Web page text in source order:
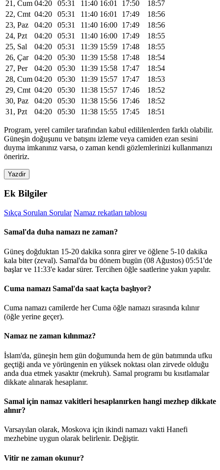
21, Cum 04:20 05:31 11:40 16:01 17:50
18:57
22, Cmt 04:20 05:31 11:40 16:01 17:49
18:56
23, Paz
04:20 05:31 11:40 16:00 17:49
18:56
24, Pzt
04:20 05:31 11:40 16:00 17:49
18:55
25, Sal
04:20 05:31 11:39 15:59 17:48
18:55
26, Çar
04:20 05:30 11:39 15:58 17:48
18:54
27, Per
04:20 05:30 11:39 15:58 17:47
18:54
28, Cum 04:20 05:30 11:39 15:57 17:47
18:53
29, Cmt 04:20 05:30 11:38 15:57 17:46
18:52
30, Paz
04:20 05:30 11:38 15:56 17:46
18:52
31, Pzt
04:20 05:30 11:38 15:55 17:45 18:51
Program, yerel camiler tarafından kabul edililenlerden farklı olabilir.
Güneşin doğuşunu ve batışını izleme veya camiden ezan sesini
duyma imkanınız varsa, o zaman kendi gözlemlerinizi kullanmanızı
öneririz.
Yazdir
Ek Bilgiler
Sıkça Sorulan Sorular Namaz rekatları tablosu
Samal'da duha namazı ne zaman?
Güneş doğduktan 15-20 dakika sonra girer ve öğlene 5-10 dakika
kala biter (zeval). Samal'da bu dönem bugün (08 Ağustos) 05:51'de
başlar ve 11:33'e kadar sürer. Tercihen öğle saatlerine yakın yapılır.
Cuma namazı Samal'da saat kaçta başlıyor?
Cuma namazı camilerde her Cuma öğle namazı sırasında kılınır
(öğle yerine geçer).
Namaz ne zaman kılınmaz?
İslam'da, güneşin hem gün doğumunda hem de gün batımında ufku
geçtiği anda ve yörüngenin en yüksek noktası olan zirvede olduğu
anda dua etmek yasaktır (mekruh). Samal programı bu kısıtlamalar
dikkate alınarak hesaplanır.
Samal için namaz vakitleri hesaplanırken hangi mezhep dikkate
alınır?
Varsayılan olarak, Moskova için ikindi namazı vakti Hanefi
mezhebine uygun olarak belirlenir. Değiştir.
Vitir ne zaman okunur?